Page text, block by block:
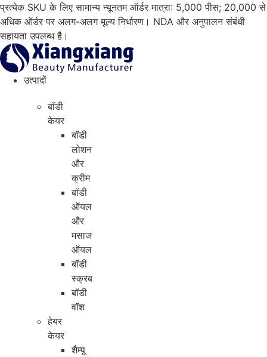
सामग्री
पर
जाएं
प्रत्येक SKU के लिए सामान्य न्यूनतम ऑर्डर मात्रा: 5,000 पीस; 20,000 से
अधिक ऑर्डर पर अलग-अलग मूल्य निर्धारण। NDA और अनुपालन संबंधी
सहायता उपलब्ध है।
उत्पादों
बॉडी
केयर
बॉडी
लोशन
और
क्रीम
बॉडी
ऑयल
और
मसाज
ऑयल
बॉडी
स्क्रब
बॉडी
वॉश
हेयर
केयर
शैम्पू